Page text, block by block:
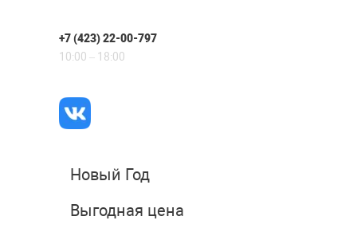
+7 (423) 22-00-797
10:00 – 18:00
Новый Год
Выгодная цена